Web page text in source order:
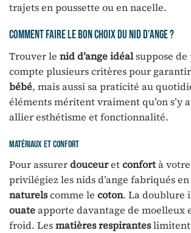
trajets en poussette ou en nacelle.
Comment faire le bon choix du nid d’ange ?
Trouver le nid d’ange idéalsuppose
compte plusieurs critères pour
bébé, mais aussi sa praticité au
éléments méritent vraiment qu’on s’y
allier esthétisme et fonctionnalité.
Matériaux et confort
Pour assurerdouceuretconfortà
privilégiez les nids d’ange fabriqués en
naturelscomme le coton. La doublure
ouateapporte davantage de moelleux
froid. Lesmatières respirantes